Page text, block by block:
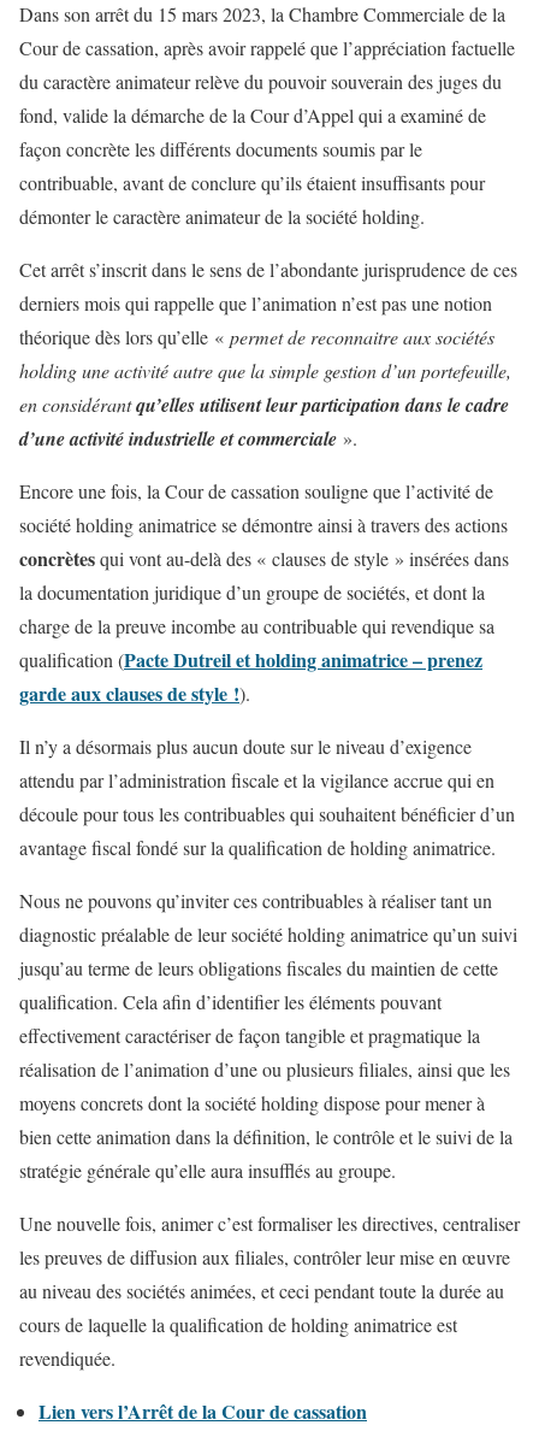
Dans son arrêt du 15 mars 2023, la Chambre Commerciale de la
Cour de cassation, après avoir rappelé que l’appréciation factuelle
du caractère animateur relève du pouvoir souverain des juges du
fond, valide la démarche de la Cour d’Appel qui a examiné de
façon concrète les différents documents soumis par le
contribuable, avant de conclure qu’ils étaient insuffisants pour
démonter le caractère animateur de la société holding.
Cet arrêt s’inscrit dans le sens de l’abondante jurisprudence de ces
derniers mois qui rappelle que l’animation n’est pas une notion
théorique dès lors qu’elle « permet de reconnaitre aux sociétés
holding une activité autre que la simple gestion d’un portefeuille,
en considérantqu’elles utilisent leur participation dans le cadre
d’une activité industrielle et commerciale ».
Encore une fois, la Cour de cassation souligne que l’activité de
société holding animatrice se démontre ainsi à travers des actions
concrètesqui vont au-delà des « clauses de style » insérées dans
la documentation juridique d’un groupe de sociétés, et dont la
charge de la preuve incombe au contribuable qui revendique sa
qualification (Pacte Dutreil et holding animatrice – prenez
garde aux clauses de style !).
Il n’y a désormais plus aucun doute sur le niveau d’exigence
attendu par l’administration fiscale et la vigilance accrue qui en
découle pour tous les contribuables qui souhaitent bénéficier d’un
avantage fiscal fondé sur la qualification de holding animatrice.
Nous ne pouvons qu’inviter ces contribuables à réaliser tant un
diagnostic préalable de leur société holding animatrice qu’un suivi
jusqu’au terme de leurs obligations fiscales du maintien de cette
qualification. Cela afin d’identifier les éléments pouvant
effectivement caractériser de façon tangible et pragmatique la
réalisation de l’animation d’une ou plusieurs filiales, ainsi que les
moyens concrets dont la société holding dispose pour mener à
bien cette animation dans la définition, le contrôle et le suivi de la
stratégie générale qu’elle aura insufflés au groupe.
Une nouvelle fois, animer c’est formaliser les directives, centraliser
les preuves de diffusion aux filiales, contrôler leur mise en œuvre
au niveau des sociétés animées, et ceci pendant toute la durée au
cours de laquelle la qualification de holding animatrice est
revendiquée.
Lien vers l’Arrêt de la Cour de cassation